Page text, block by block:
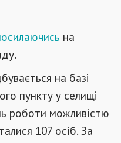
на
на базі
пункту у селищі
роботи можливістю
107 осіб. За